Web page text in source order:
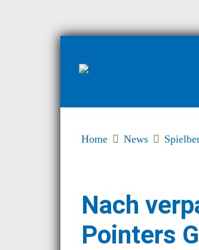
Home News
Nach
Pointers